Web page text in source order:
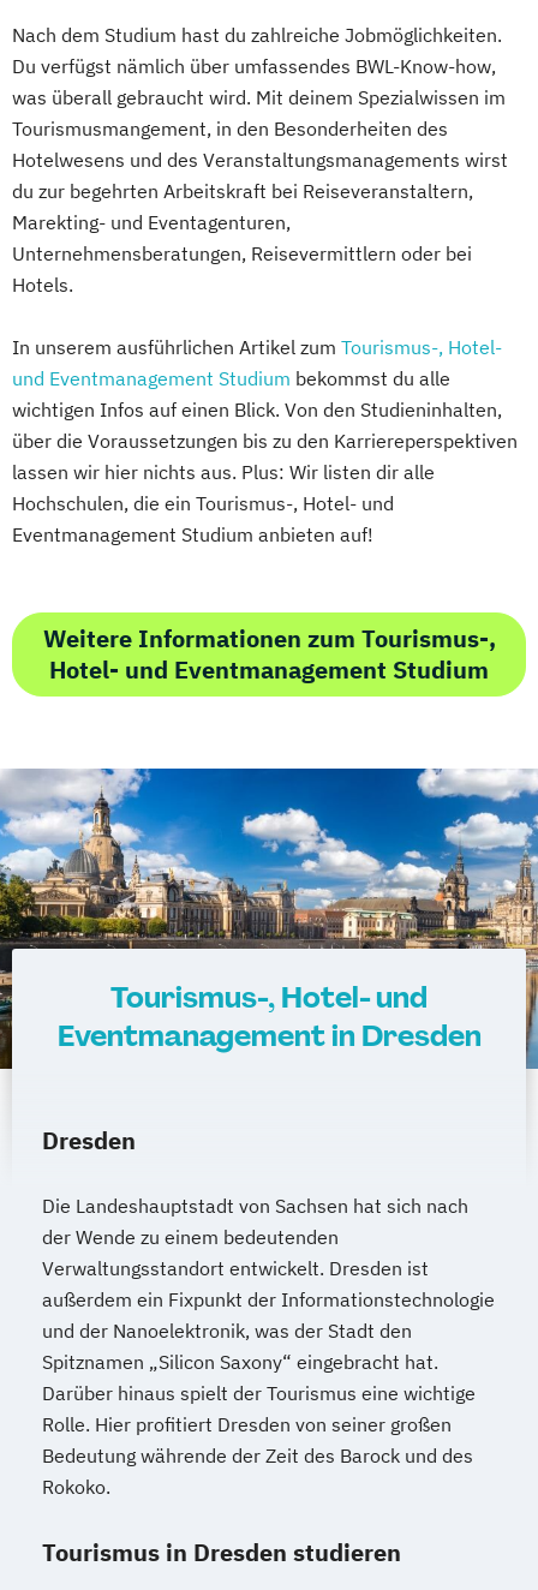
Nach dem Studium hast du zahlreiche Jobmöglichkeiten.
Du verfügst nämlich über umfassendes BWL-Know-how,
was überall gebraucht wird. Mit deinem Spezialwissen im
Tourismusmangement, in den Besonderheiten des
Hotelwesens und des Veranstaltungsmanagements wirst
du zur begehrten Arbeitskraft bei Reiseveranstaltern,
Marekting- und Eventagenturen,
Unternehmensberatungen, Reisevermittlern oder bei
Hotels.
In unserem ausführlichen Artikel zum Tourismus-, Hotel-
und Eventmanagement Studium bekommst du alle
wichtigen Infos auf einen Blick. Von den Studieninhalten,
über die Voraussetzungen bis zu den Karriereperspektiven
lassen wir hier nichts aus. Plus: Wir listen dir alle
Hochschulen, die ein Tourismus-, Hotel- und
Eventmanagement Studium anbieten auf!
Weitere Informationen zum Tourismus-,
Hotel- und Eventmanagement Studium
Tourismus-, Hotel- und
Eventmanagement in Dresden
Dresden
Die Landeshauptstadt von Sachsen hat sich nach
der Wende zu einem bedeutenden
Verwaltungsstandort entwickelt. Dresden ist
außerdem ein Fixpunkt der Informationstechnologie
und der Nanoelektronik, was der Stadt den
Spitznamen „Silicon Saxony“ eingebracht hat.
Darüber hinaus spielt der Tourismus eine wichtige
Rolle. Hier profitiert Dresden von seiner großen
Bedeutung währende der Zeit des Barock und des
Rokoko.
Tourismus in Dresden studieren